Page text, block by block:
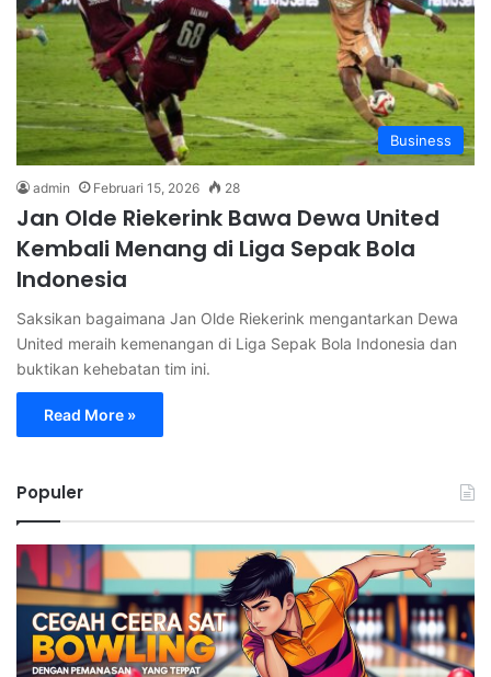
Business
admin Februari 15, 2026 28
Jan Olde Riekerink Bawa Dewa United
Kembali Menang di Liga Sepak Bola
Indonesia
Saksikan bagaimana Jan Olde Riekerink mengantarkan Dewa
United meraih kemenangan di Liga Sepak Bola Indonesia dan
buktikan kehebatan tim ini.
Read More »
Populer